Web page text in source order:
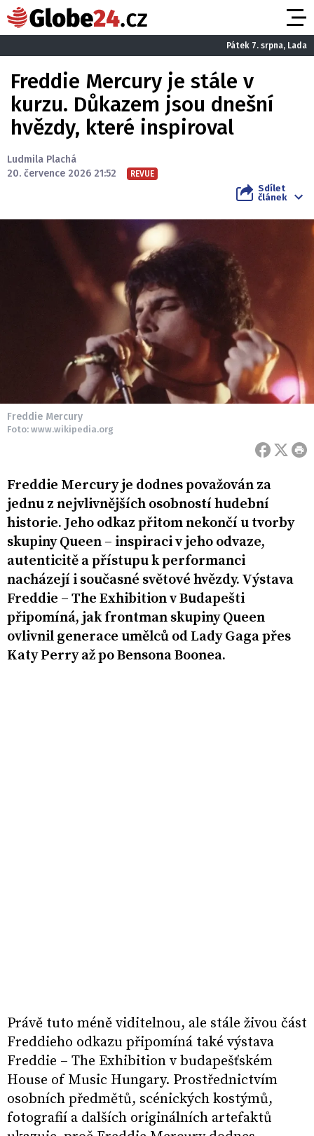
Pátek 7. srpna, Lada
Freddie Mercury je stále v
kurzu. Důkazem jsou dnešní
hvězdy, které inspiroval
Ludmila Plachá
20. července 2026 21:52
REVUE
Sdílet
článek
Freddie Mercury
Foto: www.wikipedia.org
Freddie Mercury je dodnes považován za
jednu z nejvlivnějších osobností hudební
historie. Jeho odkaz přitom nekončí u tvorby
skupiny Queen – inspiraci v jeho odvaze,
autenticitě a přístupu k performanci
nacházejí i současné světové hvězdy. Výstava
Freddie – The Exhibition v Budapešti
připomíná, jak frontman skupiny Queen
ovlivnil generace umělců od Lady Gaga přes
Katy Perry až po Bensona Boonea.
Právě tuto méně viditelnou, ale stále živou část
Freddieho odkazu připomíná také výstava
Freddie – The Exhibition v budapešťském
House of Music Hungary. Prostřednictvím
osobních předmětů, scénických kostýmů,
fotografií a dalších originálních artefaktů